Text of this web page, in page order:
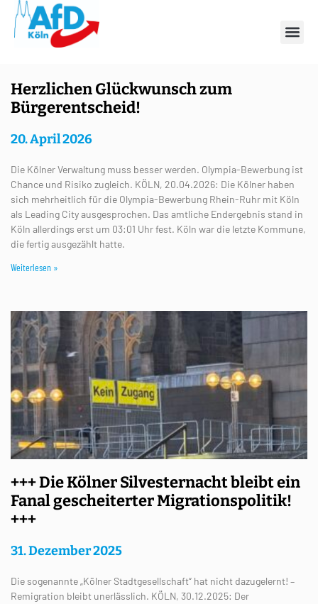
Schlagwort: Dom
Herzlichen Glückwunsch zum
Bürgerentscheid!
20. April 2026
Die Kölner Verwaltung muss besser werden. Olympia-Bewerbung ist
Chance und Risiko zugleich. KÖLN, 20.04.2026: Die Kölner haben
sich mehrheitlich für die Olympia-Bewerbung Rhein-Ruhr mit Köln
als Leading City ausgesprochen. Das amtliche Endergebnis stand in
Köln allerdings erst um 03:01 Uhr fest. Köln war die letzte Kommune,
die fertig ausgezählt hatte.
Weiterlesen »
+++ Die Kölner Silvesternacht bleibt ein
Fanal gescheiterter Migrationspolitik!
+++
31. Dezember 2025
Die sogenannte „Kölner Stadtgesellschaft“ hat nicht dazugelernt! –
Remigration bleibt unerlässlich. KÖLN, 30.12.2025: Der